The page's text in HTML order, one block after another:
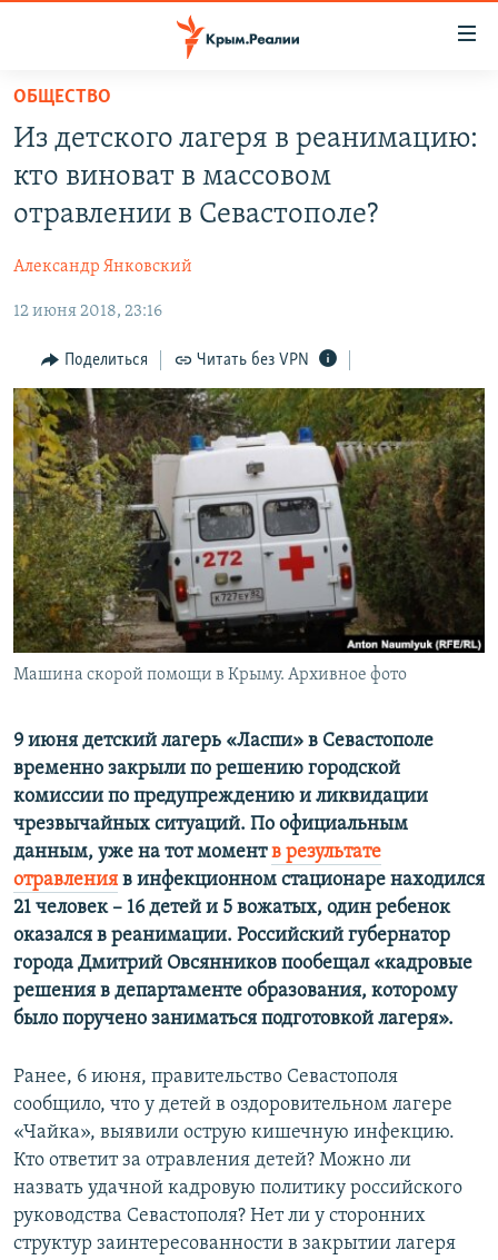
Вернуться
основному
содержанию
главной
навигации
Вернутся
поиску
СПЕЦПРОЕКТЫ
11 ЛЕТ ОККУПАЦИИ КРЫМА. 11 ИСТОРИЙ СОПРОТИВЛЕНИЯ
ЕЩЕ
ИНТЕРАКТИВ
ИНФОГРАФИКА
ТЕЛЕПРОЕКТ КРЫМ.РЕАЛИИ
СОВЕТЫ ПРАВОЗАЩИТНИКОВ
ПРОПАВШИЕ БЕЗ ВЕСТИ
ПОБЕДИТЕЛЕЙ НЕ СУДЯТ?
КРЫМ.НЕПОКОРЕННЫЙ
ELIFBE
УКРАИНСКАЯ ПРОБЛЕМА КРЫМА
РАДІО СВОБОДА
КАК ОБОЙТИ БЛОКИРОВКУ
Українською
Qırımtatar
ПРИСОЕДИНЯЙТЕСЬ!
Все сайты RFE/RL
ОБЩЕСТВО
Из детского лагеря в реанимацию:
кто виноват в массовом
отравлении в Севастополе?
Александр Янковский
12 июня 2018, 23:16
Поделиться Читать без VPN
Машина скорой помощи в Крыму. Архивное фото
9 июня детский лагерь «Ласпи» в Севастополе
временно закрыли по решению городской
комиссии по предупреждению и ликвидации
чрезвычайных ситуаций. По официальным
данным, уже на тот моментв результате
отравления в инфекционном стационаре находился
21 человек – 16 детей и 5 вожатых, один ребенок
оказался в реанимации. Российский губернатор
города Дмитрий Овсянников пообещал «кадровые
решения в департаменте образования, которому
было поручено заниматься подготовкой лагеря».
Ранее, 6 июня, правительство Севастополя
сообщило, что у детей в оздоровительном лагере
«Чайка», выявили острую кишечную инфекцию.
Кто ответит за отравления детей? Можно ли
назвать удачной кадровую политику российского
руководства Севастополя? Нет ли у сторонних
структур заинтересованности в закрытии лагеря